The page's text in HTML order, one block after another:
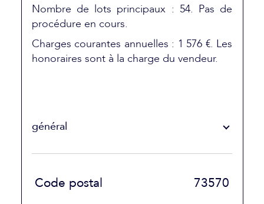
Nombre de lots principaux : 54. Pas de
procédure en cours.
Charges courantes annuelles : 1 576 €. Les
honoraires sont à la charge du vendeur.
général
TRAD_SIROCCO_Caracteristique Valeurs
Code postal 73570